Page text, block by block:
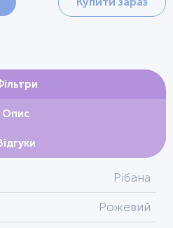
Опис
Рібана
Рожевий